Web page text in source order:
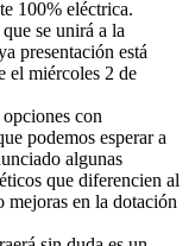
100% eléctrica.
que se unirá a la
presentación está
el miércoles 2 de
con
podemos esperar a
algunas
que diferencien al
mejoras en la dotación